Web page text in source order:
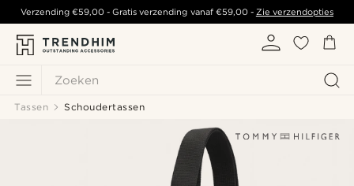
Zoeken
Verzending€59,00 - Gratis verzending vanaf €59,00- Zie verzendopties
Tassen Schoudertassen